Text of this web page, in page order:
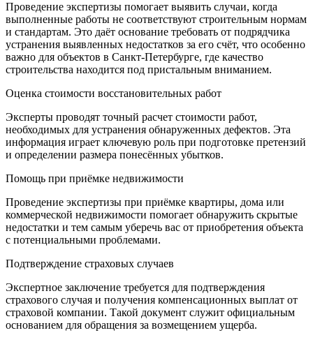
Проведение экспертизы помогает выявить случаи, когда
выполненные работы не соответствуют строительным нормам
и стандартам. Это даёт основание требовать от подрядчика
устранения выявленных недостатков за его счёт, что особенно
важно для объектов в Санкт-Петербурге, где качество
строительства находится под пристальным вниманием.
Оценка стоимости восстановительных работ
Эксперты проводят точный расчет стоимости работ,
необходимых для устранения обнаруженных дефектов. Эта
информация играет ключевую роль при подготовке претензий
и определении размера понесённых убытков.
Помощь при приёмке недвижимости
Проведение экспертизы при приёмке квартиры, дома или
коммерческой недвижимости помогает обнаружить скрытые
недостатки и тем самым уберечь вас от приобретения объекта
с потенциальными проблемами.
Подтверждение страховых случаев
Экспертное заключение требуется для подтверждения
страхового случая и получения компенсационных выплат от
страховой компании. Такой документ служит официальным
основанием для обращения за возмещением ущерба.